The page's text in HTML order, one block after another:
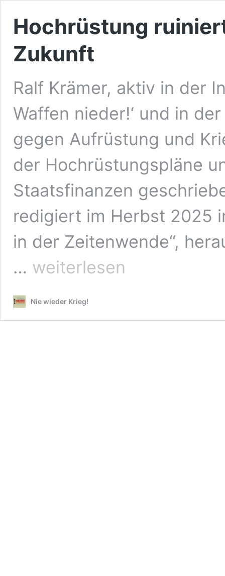
Hochrüstung
Zukunft
Ralf Krämer, aktiv in der
Waffen nieder!‘ und in
gegen Aufrüstung und
der Hochrüstungspläne
Staatsfinanzen
redigiert im Herbst 2025
in der Zeitenwende“,
…
Hochrüstung
ruiniert
Zukunft
weiterlesen
Nie wieder Krieg!